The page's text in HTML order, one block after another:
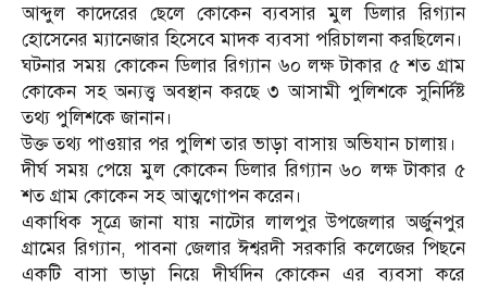
আব্দুল কাদেরের ছেলে কোকেন ব্যবসার মুল ডিলার রিগ্যান
হোসেনের ম্যানেজার হিসেবে মাদক ব্যবসা পরিচালনা করছিলেন।
ঘটনার সময় কোকেন ডিলার রিগ্যান ৬০ লক্ষ টাকার ৫ শত গ্রাম
কোকেন সহ অন্যত্ত্ব অবস্থান করছে ৩ আসামী পুলিশকে সুনির্দিষ্ট
তথ্য পুলিশকে জানান।
উক্ত তথ্য পাওয়ার পর পুলিশ তার ভাড়া বাসায় অভিযান চালায়।
দীর্ঘ সময় পেয়ে মুল কোকেন ডিলার রিগ্যান ৬০ লক্ষ টাকার ৫
শত গ্রাম কোকেন সহ আত্মগোপন করেন।
একাধিক সূত্রে জানা যায় নাটোর লালপুর উপজেলার অর্জুনপুর
গ্রামের রিগ্যান, পাবনা জেলার ঈশ্বরদী সরকারি কলেজের পিছনে
একটি বাসা ভাড়া নিয়ে দীর্ঘদিন কোকেন এর ব্যবসা করে